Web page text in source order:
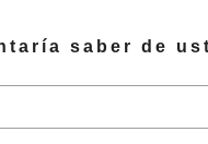
saber de